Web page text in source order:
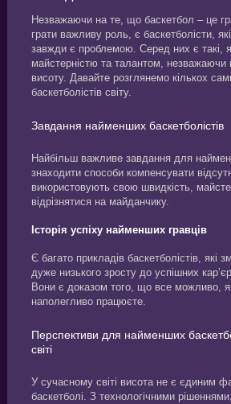
Незважаючи на те, що баскетбол – це
грати важливу роль, є баскетболісти,
завжди є проблемою. Серед них є такі,
майстерністю та талантом,
висоту. Давайте розглянемо кількох
баскетболістів світу.
Завдання найменших баскетболістів
Найбільш важливе завдання для
знаходити способи компенсувати
використовують свою швидкість,
відрізнятися на майданчику.
Історія успіху найменших гравців
Є багато прикладів баскетболістів, які
дуже низького зросту до успішних
Вони є доказом того, що все можливо,
наполегливо працюєте.
Перспективи для найменших
світі
У сучасному світі висота не є єдиним
баскетболі. З технологічними